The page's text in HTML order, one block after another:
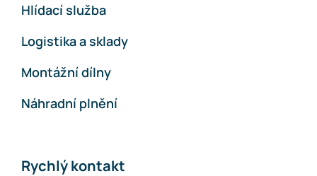
Hlídací služba
Logistika a sklady
Montážní dílny
Náhradní plnění
Rychlý kontakt